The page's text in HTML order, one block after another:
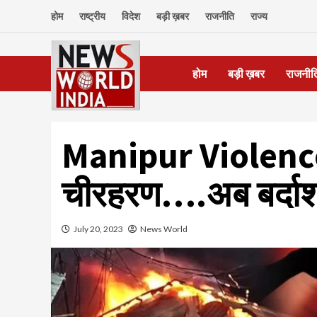
होम राष्ट्रीय विदेश बड़ी ख़बर राजनीति राज्य
होम बड़ी ख़बर
Manipur
चीरहरण….अब
July 20, 2023 News World